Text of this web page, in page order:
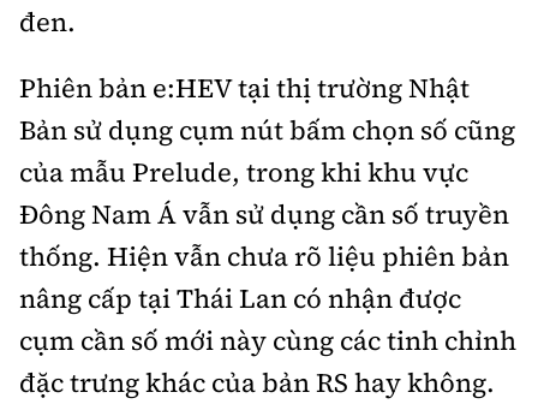
đen.
Phiên bản e:HEV tại thị trường Nhật
Bản sử dụng cụm nút bấm chọn số cũng
của mẫu Prelude, trong khi khu vực
Đông Nam Á vẫn sử dụng cần số truyền
thống. Hiện vẫn chưa rõ liệu phiên bản
nâng cấp tại Thái Lan có nhận được
cụm cần số mới này cùng các tinh chỉnh
đặc trưng khác của bản RS hay không.